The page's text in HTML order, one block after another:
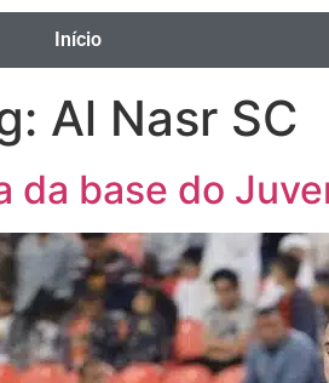
Início
Al Nasr SC
da base do